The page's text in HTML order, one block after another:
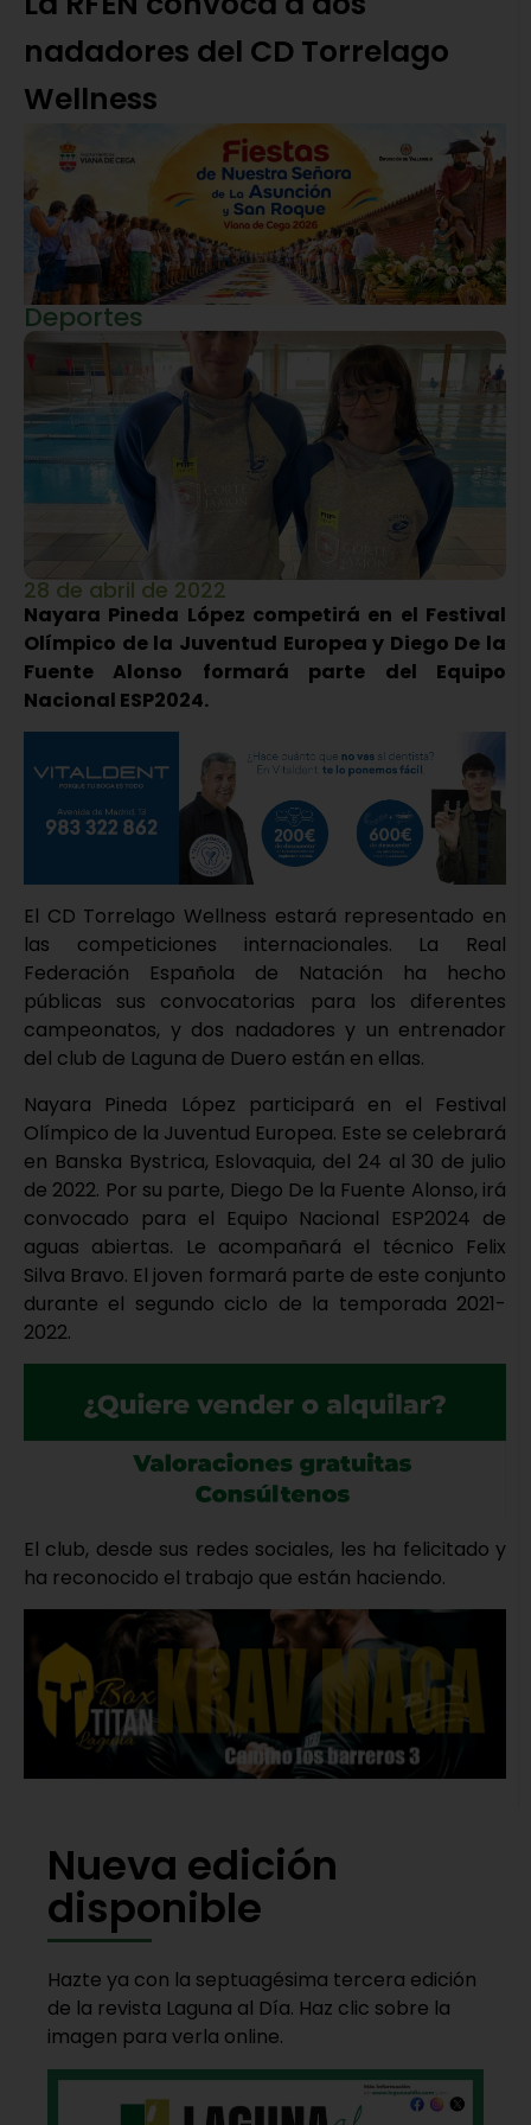
nadadores del CD Torrelago
Wellness
Deportes
28 de abril de 2022
Nayara Pineda López competirá en el Festival
Olímpico de la Juventud Europea y Diego De la
Fuente Alonso formará parte del Equipo
Nacional ESP2024.
El CD Torrelago Wellness estará representado en
las competiciones internacionales. La Real
Federación Española de Natación ha hecho
públicas sus convocatorias para los diferentes
campeonatos, y dos nadadores y un entrenador
del club de Laguna de Duero están en ellas.
Nayara Pineda López participará en el Festival
Olímpico de la Juventud Europea. Este se celebrará
en Banska Bystrica, Eslovaquia, del 24 al 30 de julio
de 2022. Por su parte, Diego De la Fuente Alonso, irá
convocado para el Equipo Nacional ESP2024 de
aguas abiertas. Le acompañará el técnico Felix
Silva Bravo. El joven formará parte de este conjunto
durante el segundo ciclo de la temporada 2021-
2022.
El club, desde sus redes sociales, les ha felicitado y
ha reconocido el trabajo que están haciendo.
Nueva edición
disponible
Hazte ya con la septuagésima tercera edición
de la revista Laguna al Día. Haz clic sobre la
imagen para verla online.